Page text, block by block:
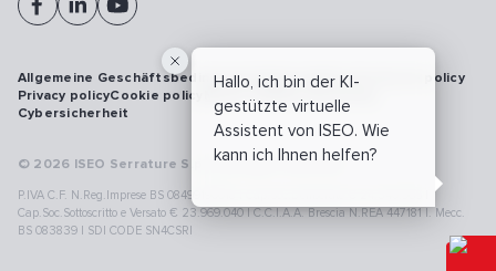
Hallo, ich bin der KI-
gestützte virtuelle
Assistent von ISEO. Wie
kann ich Ihnen helfen?
© 2026 ISEO Serrature S.p.A. All right reserved
P.IVA C.F. N.Reg.Imprese BS 08499190018 | Cap.Soc.Deliberato € 24.340.965 |
Cap.Soc.Sottoscritto e Versato € 23.969.040 | C.C.I.A.A. Brescia N.REA 447181 |. Mecc.
BS 083839 | SDI CODE SN4CSRI
Allgemeine GeschäftsbedingungenVulnerability disclosure policy
Privacy policyCookie policy Model 231
Cybersicherheit